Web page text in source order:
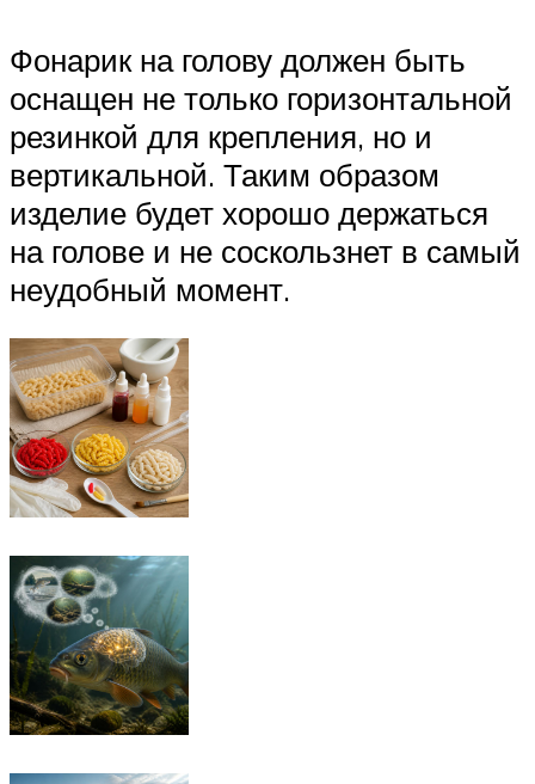
Фонарик на голову должен быть
оснащен не только горизонтальной
резинкой для крепления, но и
вертикальной. Таким образом
изделие будет хорошо держаться
на голове и не соскользнет в самый
неудобный момент.